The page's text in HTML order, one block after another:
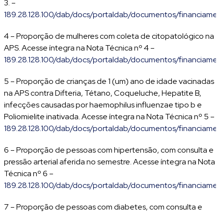
3. –
189.28.128.100/dab/docs/portaldab/documentos/
4 – Proporção de mulheres com coleta de citopatológico na
APS. Acesse íntegra na Nota Técnica nº 4 –
189.28.128.100/dab/docs/portaldab/documentos/
5 – Proporção de crianças de 1 (um) ano de idade vacinadas
na APS contra Difteria, Tétano, Coqueluche, Hepatite B,
infecções causadas por haemophilus influenzae tipo b e
Poliomielite inativada. Acesse íntegra na Nota Técnica nº 5 –
189.28.128.100/dab/docs/portaldab/documentos/
6 – Proporção de pessoas com hipertensão, com consulta e
pressão arterial aferida no semestre. Acesse íntegra na Nota
Técnica nº 6 –
189.28.128.100/dab/docs/portaldab/documentos/
7 – Proporção de pessoas com diabetes, com consulta e